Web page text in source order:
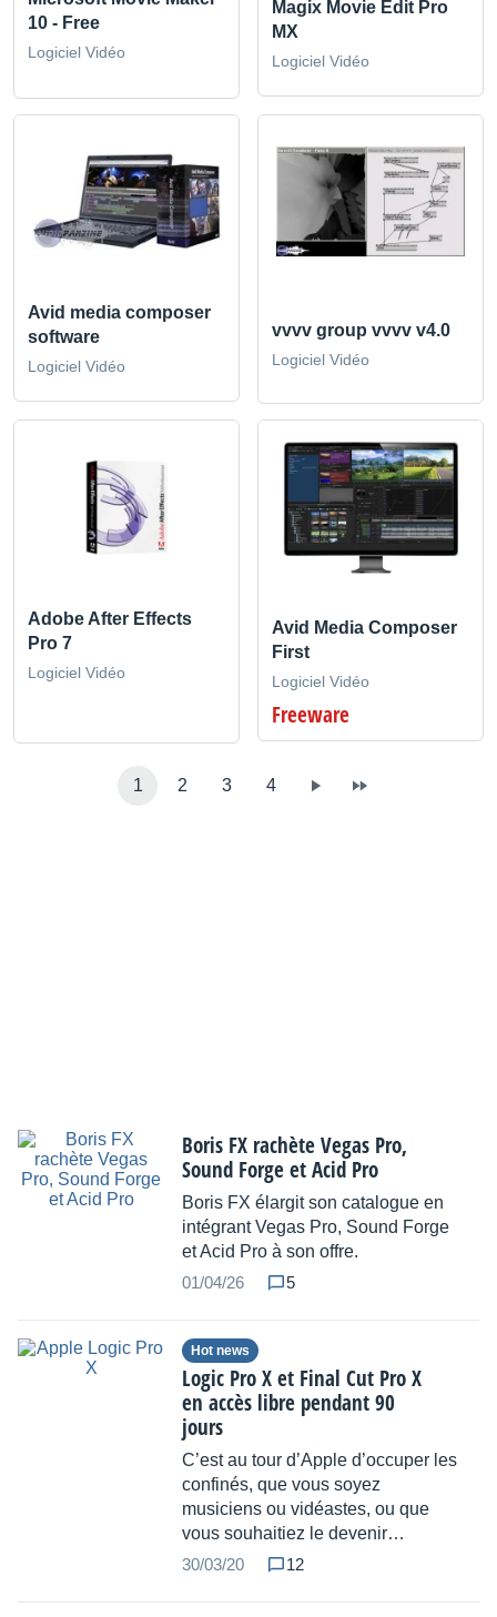
10 - Free
Logiciel Vidéo
Magix Movie Edit Pro
MX
Logiciel Vidéo
Avid media composer
software
Logiciel Vidéo
vvvv group vvvv v4.0
Logiciel Vidéo
Adobe After Effects
Pro 7
Logiciel Vidéo
Avid Media Composer
First
Logiciel Vidéo
Freeware
1 2 3 4
Boris FX rachète Vegas Pro,
Sound Forge et Acid Pro
Boris FX élargit son catalogue en
intégrant Vegas Pro, Sound Forge
et Acid Pro à son offre.
01/04/26
5
Hot news
Logic Pro X et Final Cut Pro X
en accès libre pendant 90
jours
C’est au tour d’Apple d’occuper les
confinés, que vous soyez
musiciens ou vidéastes, ou que
vous souhaitiez le devenir…
30/03/20
12